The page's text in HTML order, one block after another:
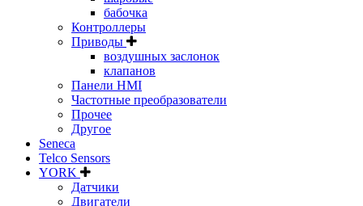
бабочка
Контроллеры
Приводы
воздушных заслонок
клапанов
Панели HMI
Частотные преобразователи
Прочее
Другое
Seneca
Telco Sensors
YORK
Датчики
Двигатели